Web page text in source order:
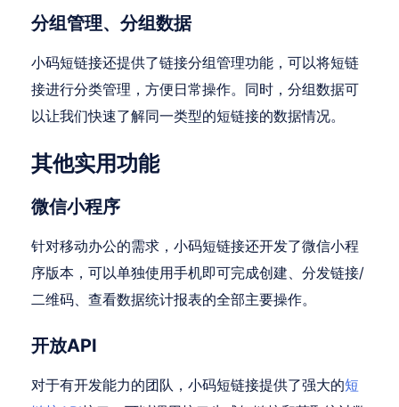
分组管理、分组数据
小码短链接还提供了链接分组管理功能，可以将短链
接进行分类管理，方便日常操作。同时，分组数据可
以让我们快速了解同一类型的短链接的数据情况。
其他实用功能
微信小程序
针对移动办公的需求，小码短链接还开发了微信小程
序版本，可以单独使用手机即可完成创建、分发链接/
二维码、查看数据统计报表的全部主要操作。
开放API
对于有开发能力的团队，小码短链接提供了强大的短